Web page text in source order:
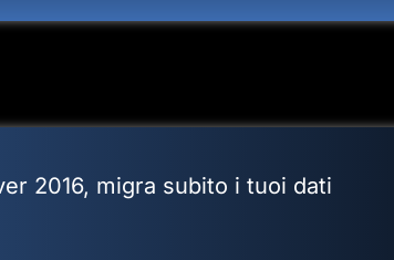
2016, migra subito i tuoi dati